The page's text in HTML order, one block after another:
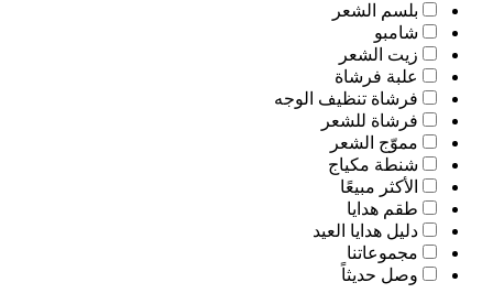
بلسم الشعر
شامبو
زيت الشعر
علبة فرشاة
فرشاة تنظيف الوجه
فرشاة للشعر
مموّج الشعر
شنطة مكياج
الأكثر مبيعًا
طقم هدايا
دليل هدايا العيد
مجموعاتنا
وصل حديثاً